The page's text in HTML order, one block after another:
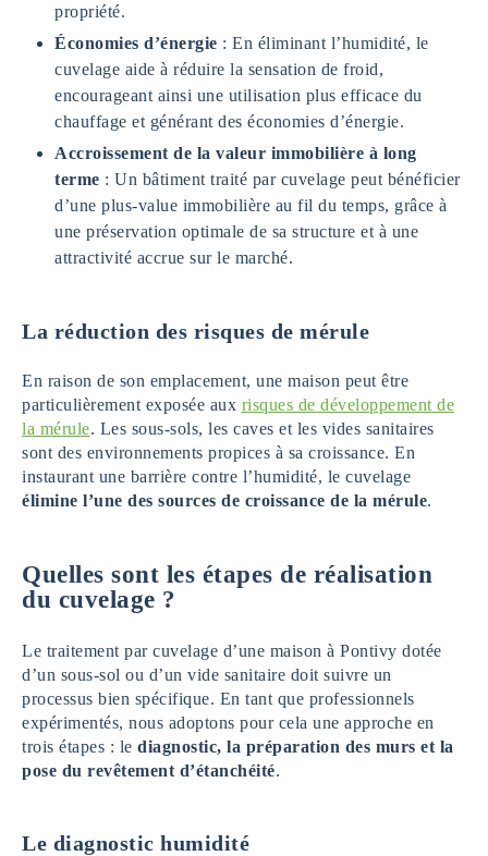
propriété.
Économies d’énergie : En éliminant l’humidité, le
cuvelage aide à réduire la sensation de froid,
encourageant ainsi une utilisation plus efficace du
chauffage et générant des économies d’énergie.
Accroissement de la valeur immobilière à long
terme : Un bâtiment traité par cuvelage peut bénéficier
d’une plus-value immobilière au fil du temps, grâce à
une préservation optimale de sa structure et à une
attractivité accrue sur le marché.
La réduction des risques de mérule
En raison de son emplacement, une maison peut être
particulièrement exposée aux risques de développement de
la mérule. Les sous-sols, les caves et les vides sanitaires
sont des environnements propices à sa croissance. En
instaurant une barrière contre l’humidité, le cuvelage
élimine l’une des sources de croissance de la mérule.
Quelles sont les étapes de réalisation
du cuvelage ?
Le traitement par cuvelage d’une maison à Pontivy dotée
d’un sous-sol ou d’un vide sanitaire doit suivre un
processus bien spécifique. En tant que professionnels
expérimentés, nous adoptons pour cela une approche en
trois étapes : le diagnostic, la préparation des murs et la
pose du revêtement d’étanchéité.
Le diagnostic humidité